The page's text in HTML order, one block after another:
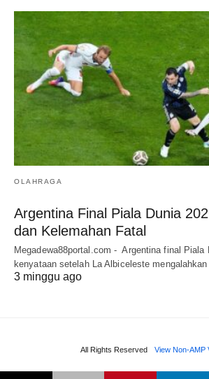
OLAHRAGA
Argentina Final Piala Dunia
dan Kelemahan Fatal
Megadewa88portal.com - Argentina final Piala
kenyataan setelah La Albiceleste
3 minggu ago
All Rights Reserved View Non-AMP